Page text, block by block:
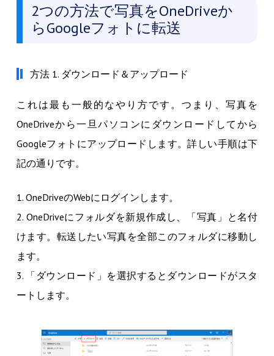
2つの方法で写真をOneDriveか
らGoogleフォトに転送
方法 1. ダウンロード＆アップロード
これは最も一般的なやり方です。つまり、写真を
OneDriveから一旦パソコンにダウンロードしてから
Googleフォトにアップロードします。詳しい手順は下
記の通りです。
1. OneDriveのWebにログインします。
2. OneDriveにフォルダを新規作成し、「写真」と名付
けます。転送したい写真を全部このフォルダに移動し
ます。
3. 「ダウンロード」を選択するとダウンロードがスタ
ートします。